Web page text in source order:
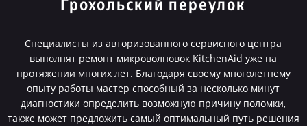
Грохольский переулок
Специалисты из авторизованного сервисного центра
выполнят ремонт микроволновок KitchenAid уже на
протяжении многих лет. Благодаря своему многолетнему
опыту работы мастер способный за несколько минут
диагностики определить возможную причину поломки,
также может предложить самый оптимальный путь решения